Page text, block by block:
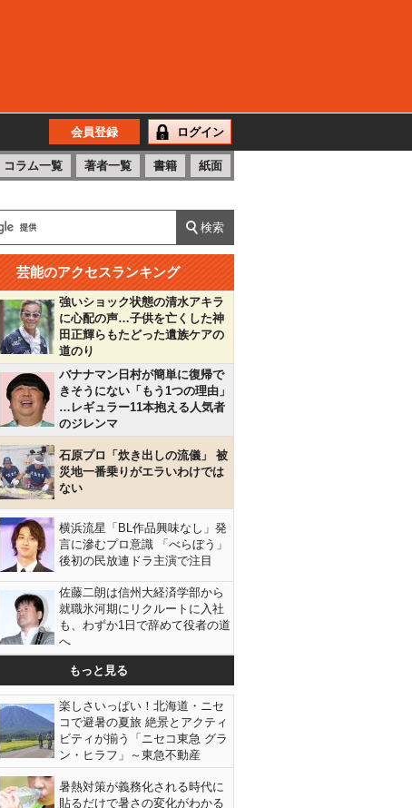
会員登録 ログイン
コラム一覧 著者一覧 書籍 紙面
芸能のアクセスランキング
強いショック状態の清水アキラ
に心配の声…子供を亡くした神
田正輝らもたどった遺族ケアの
道のり
バナナマン日村が簡単に復帰で
きそうにない「もう1つの理由」
…レギュラー11本抱える人気者
のジレンマ
石原プロ「炊き出しの流儀」 被
災地一番乗りがエラいわけでは
ない
横浜流星「BL作品興味なし」発
言に滲むプロ意識 「べらぼう」
後初の民放連ドラ主演で注目
佐藤二朗は信州大経済学部から
就職氷河期にリクルートに入社
も、わずか1日で辞めて役者の道
へ
もっと見る
楽しさいっぱい！北海道・ニセ
コで避暑の夏旅 絶景とアクティ
ビティが揃う「ニセコ東急 グラ
ン・ヒラフ」～東急不動産
暑熱対策が義務化される時代に
貼るだけで暑さの変化がわかる